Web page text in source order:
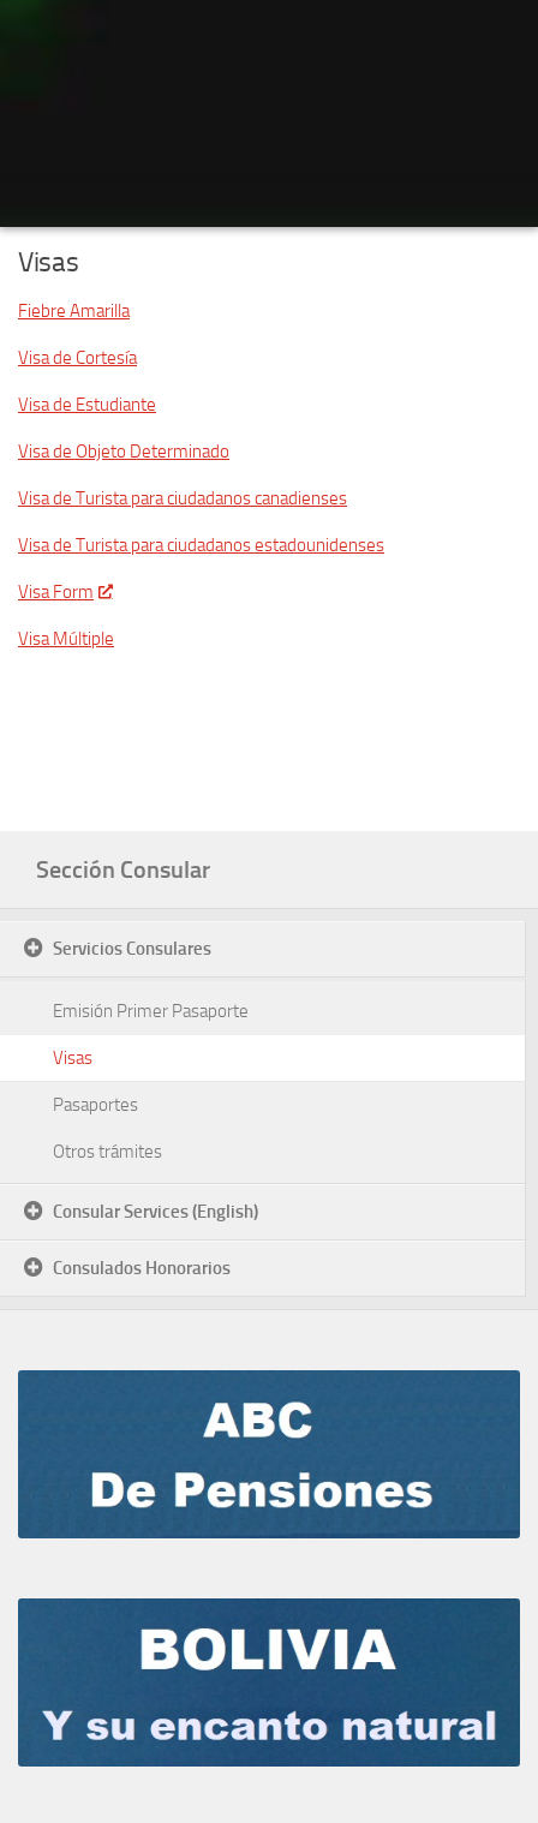
Visas
Fiebre Amarilla
Visa de Cortesía
Visa de Estudiante
Visa de Objeto Determinado
Visa de Turista para ciudadanos canadienses
Visa de Turista para ciudadanos estadounidenses
Visa Form
Visa Múltiple
Sección Consular
Servicios Consulares
Emisión Primer Pasaporte
Visas
Pasaportes
Otros trámites
Consular Services (English)
Consulados Honorarios